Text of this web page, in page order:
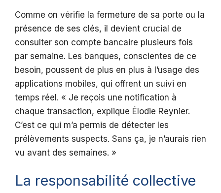
Comme on vérifie la fermeture de sa porte ou la
présence de ses clés, il devient crucial de
consulter son compte bancaire plusieurs fois
par semaine. Les banques, conscientes de ce
besoin, poussent de plus en plus à l’usage des
applications mobiles, qui offrent un suivi en
temps réel. « Je reçois une notification à
chaque transaction, explique Élodie Reynier.
C’est ce qui m’a permis de détecter les
prélèvements suspects. Sans ça, je n’aurais rien
vu avant des semaines. »
La responsabilité collective